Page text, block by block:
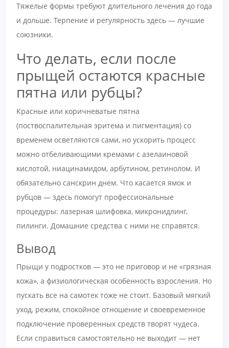
Тяжелые формы требуют длительного лечения до года
и дольше. Терпение и регулярность здесь — лучшие
союзники.
Что делать, если после
прыщей остаются красные
пятна или рубцы?
Красные или коричневатые пятна
(поствоспалительная эритема и пигментация) со
временем осветляются сами, но ускорить процесс
можно отбеливающими кремами с азелаиновой
кислотой, ниацинамидом, арбутином, ретинолом. И
обязательно санскрин днем. Что касается ямок и
рубцов — здесь помогут профессиональные
процедуры: лазерная шлифовка, микронидлинг,
пилинги. Домашние средства с ними не справятся.
Вывод
Прыщи у подростков — это не приговор и не «грязная
кожа», а физиологическая особенность взросления. Но
пускать все на самотек тоже не стоит. Базовый мягкий
уход, режим, спокойное отношение и своевременное
подключение проверенных средств творят чудеса.
Если справиться самостоятельно не выходит — нет